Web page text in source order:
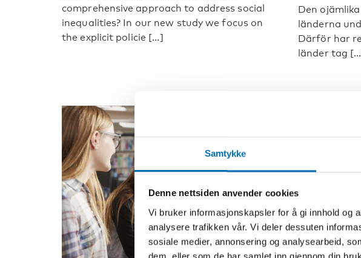
Samtykke
Denne nettsiden anvender cookies
Vi bruker informasjonskapsler for å gi innhold og
analysere trafikken vår. Vi deler dessuten
sosiale medier, annonsering og analysearbeid,
dem, eller som de har samlet inn gjennom din
comprehensive approach to address social
inequalities? In our new study we focus on
the explicit policie [...]
Den
länderna
Därför har
länder tag